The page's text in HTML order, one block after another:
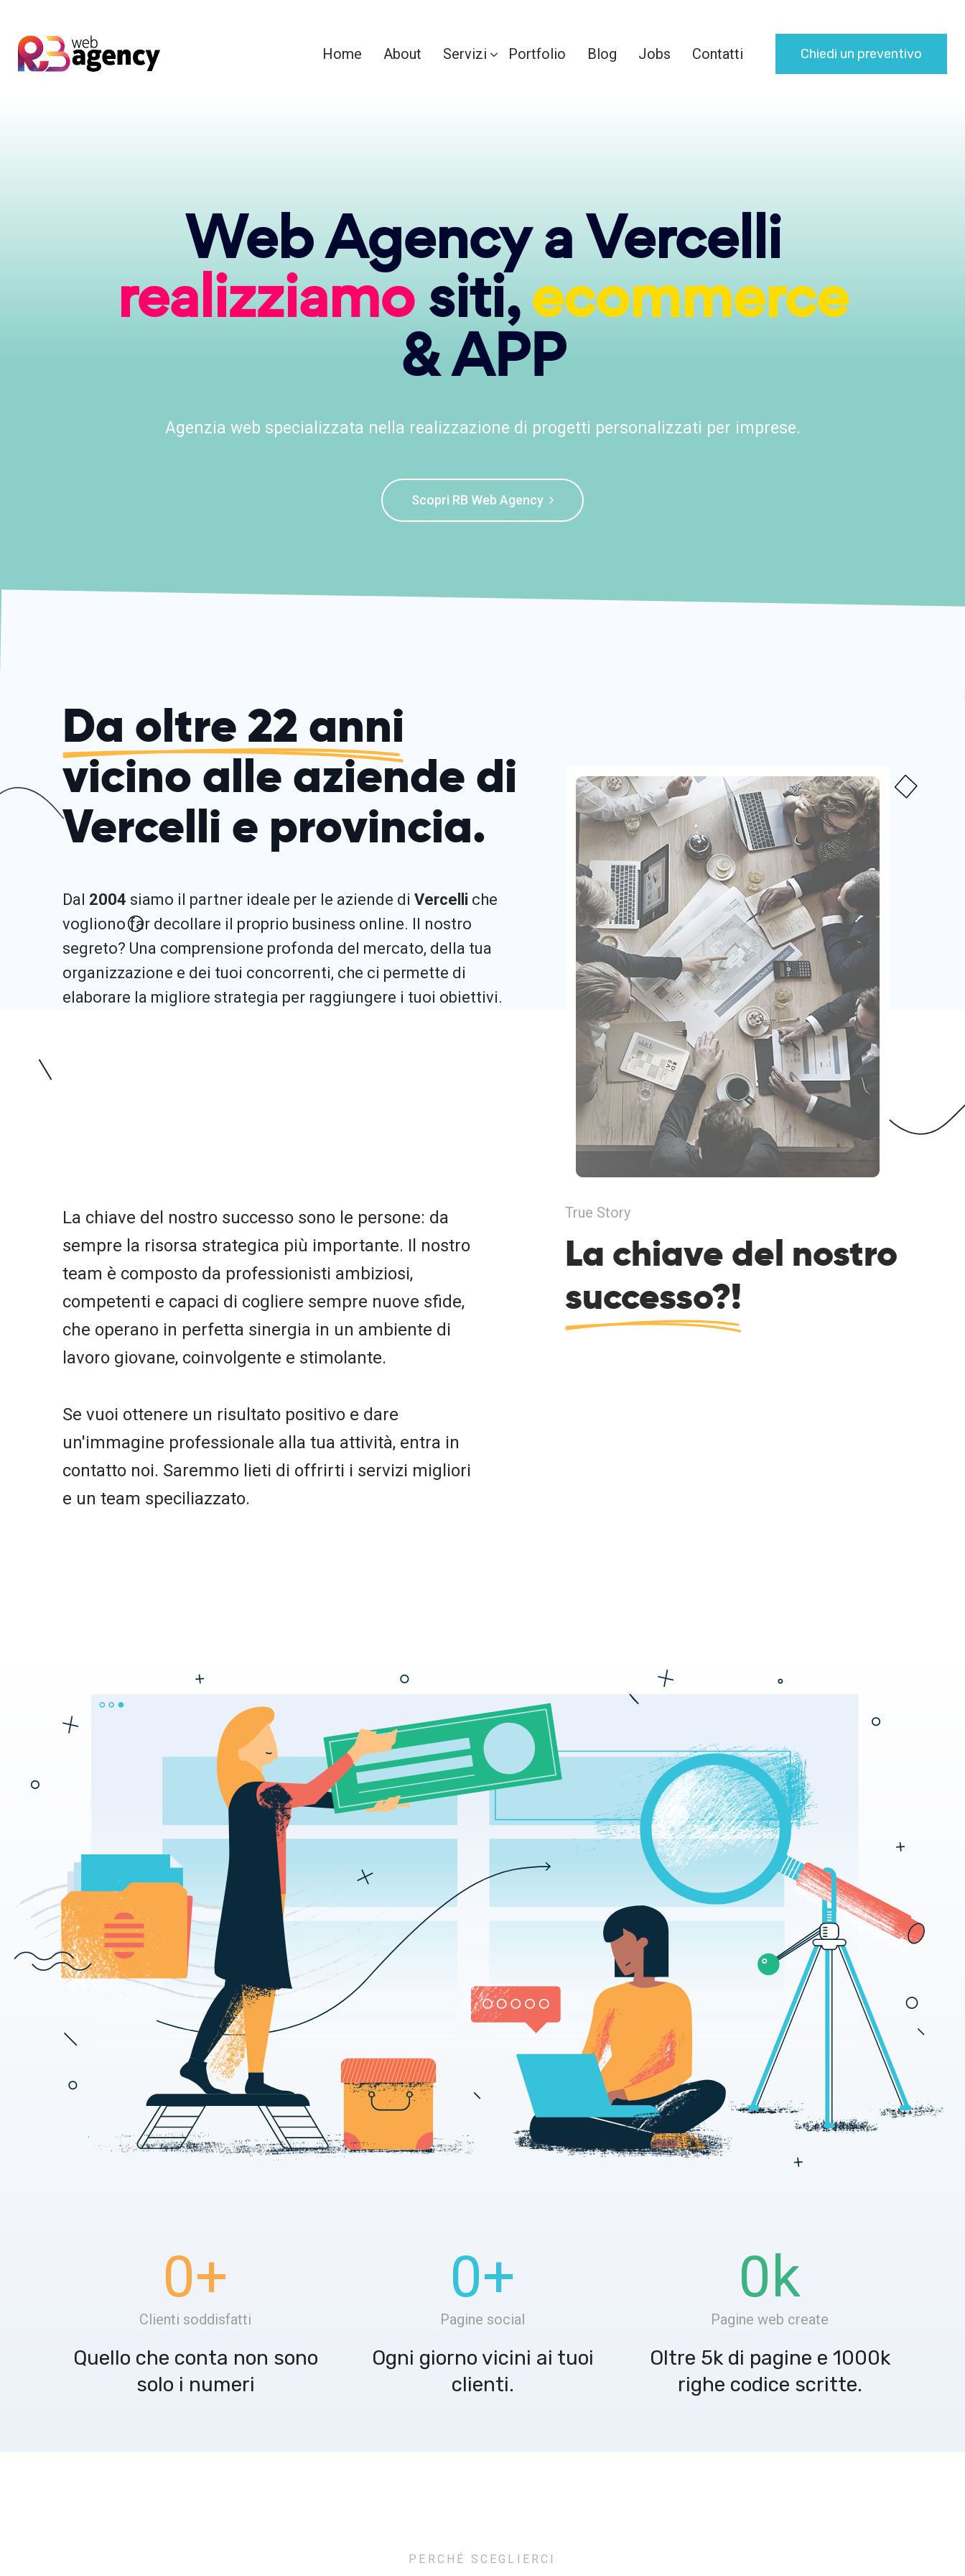
Home About Servizi Portfolio Blog Jobs Contatti Chiedi un preventivo
Web Agency a Vercelli
realizziamositi,ecommerce
& APP
Agenzia web specializzata nella realizzazione di progetti personalizzati per imprese.
Scopri RB Web Agency
Da oltre 22 anni
vicino alle aziende di
Vercelli e provincia.
Dal 2004 siamo il partner ideale per le aziende di Vercelli che
vogliono far decollare il proprio business online. Il nostro
segreto? Una comprensione profonda del mercato, della tua
organizzazione e dei tuoi concorrenti, che ci permette di
elaborare la migliore strategia per raggiungere i tuoi obiettivi.
True Story
La chiave del nostro
successo?!
La chiave del nostro successo sono le persone: da
sempre la risorsa strategica più importante. Il nostro
team è composto da professionisti ambiziosi,
competenti e capaci di cogliere sempre nuove sfide,
che operano in perfetta sinergia in un ambiente di
lavoro giovane, coinvolgente e stimolante.
Se vuoi ottenere un risultato positivo e dare
un'immagine professionale alla tua attività, entra in
contatto noi. Saremmo lieti di offrirti i servizi migliori
e un team speciliazzato.
0+
Clienti soddisfatti
Quello che conta non sono
solo i numeri
0+
Pagine social
Ogni giorno vicini ai tuoi
clienti.
0k
Pagine web create
Oltre 5k di pagine e 1000k
righe codice scritte.
PERCHÉ SCEGLIERCI